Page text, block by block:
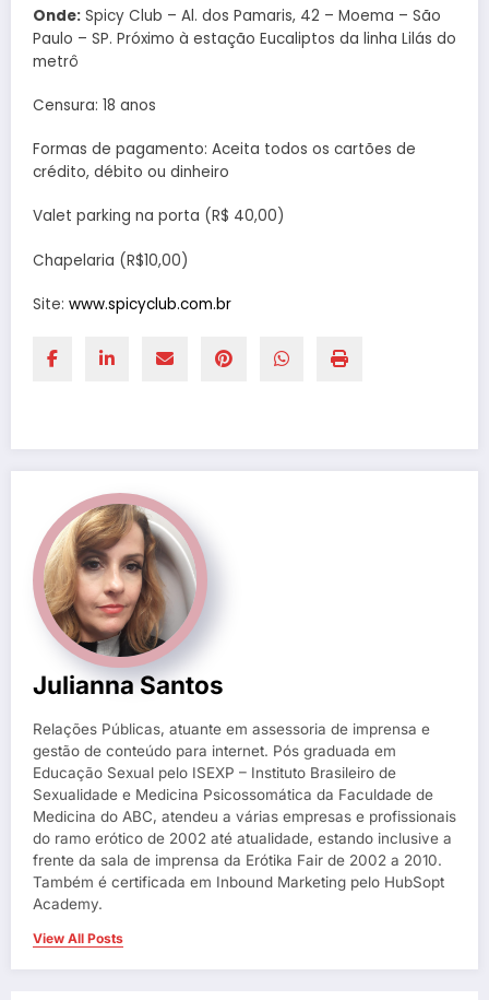
Onde: Spicy Club – Al. dos Pamaris, 42 – Moema – São
Paulo – SP. Próximo à estação Eucaliptos da linha Lilás do
metrô
Censura: 18 anos
Formas de pagamento: Aceita todos os cartões de
crédito, débito ou dinheiro
Valet parking na porta (R$ 40,00)
Chapelaria (R$10,00)
Site: www.spicyclub.com.br
Julianna Santos
Relações Públicas, atuante em assessoria de imprensa e
gestão de conteúdo para internet. Pós graduada em
Educação Sexual pelo ISEXP – Instituto Brasileiro de
Sexualidade e Medicina Psicossomática da Faculdade de
Medicina do ABC, atendeu a várias empresas e profissionais
do ramo erótico de 2002 até atualidade, estando inclusive a
frente da sala de imprensa da Erótika Fair de 2002 a 2010.
Também é certificada em Inbound Marketing pelo HubSopt
Academy.
View All Posts